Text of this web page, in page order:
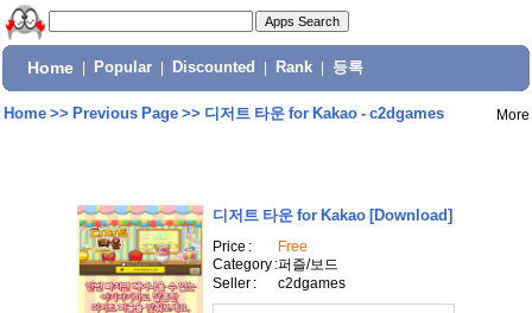
Home Popular Discounted Rank 등록
Home>> Previous Page>> 디저트 타운 for Kakao - c2dgames More
디저트 타운 for Kakao [Download]
Price :
Free
Category :퍼즐/보드
Seller :
c2dgames